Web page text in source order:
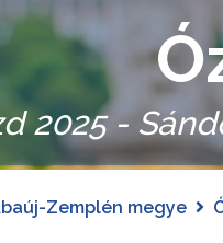
2025 -
Zemplén megye